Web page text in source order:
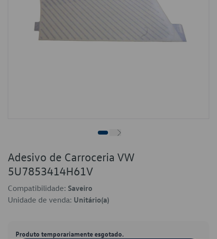
Adesivo de Carroceria VW
5U7853414H61V
Compatibilidade: Saveiro
Unidade de venda: Unitário(a)
Produto temporariamente esgotado.